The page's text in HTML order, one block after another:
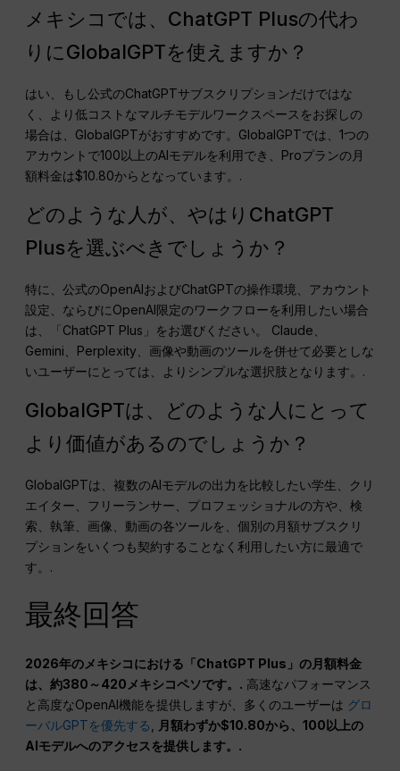
メキシコでは、ChatGPT Plusの代わ
りにGlobalGPTを使えますか？
はい、もし公式のChatGPTサブスクリプションだけではな
く、より低コストなマルチモデルワークスペースをお探しの
場合は、GlobalGPTがおすすめです。GlobalGPTでは、1つの
アカウントで100以上のAIモデルを利用でき、Proプランの月
額料金は$10.80からとなっています。.
どのような人が、やはりChatGPT
Plusを選ぶべきでしょうか？
特に、公式のOpenAIおよびChatGPTの操作環境、アカウント
設定、ならびにOpenAI限定のワークフローを利用したい場合
は、「ChatGPT Plus」をお選びください。 Claude、
Gemini、Perplexity、画像や動画のツールを併せて必要としな
いユーザーにとっては、よりシンプルな選択肢となります。.
GlobalGPTは、どのような人にとって
より価値があるのでしょうか？
GlobalGPTは、複数のAIモデルの出力を比較したい学生、クリ
エイター、フリーランサー、プロフェッショナルの方や、検
索、執筆、画像、動画の各ツールを、個別の月額サブスクリ
プションをいくつも契約することなく利用したい方に最適で
す。.
最終回答
2026年のメキシコにおける「ChatGPT Plus」の月額料金
は、約380～420メキシコペソです。. 高速なパフォーマンス
と高度なOpenAI機能を提供しますが、多くのユーザーは グロ
ーバルGPTを優先する
月額わずか$10.80から、100以上の
AIモデルへのアクセスを提供します。.